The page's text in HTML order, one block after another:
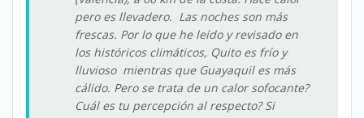
pero es llevadero. Las noches son más
frescas. Por lo que he leído y revisado en
los históricos climáticos, Quito es frío y
lluvioso mientras que Guayaquil es más
cálido. Pero se trata de un calor sofocante?
Cuál es tu percepción al respecto? Si